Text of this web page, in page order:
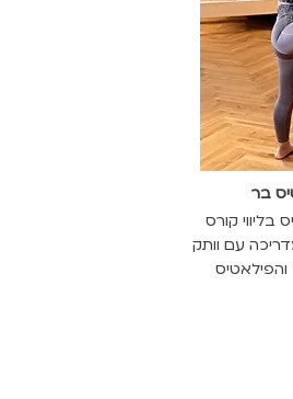
בר
קורס
עם וותק